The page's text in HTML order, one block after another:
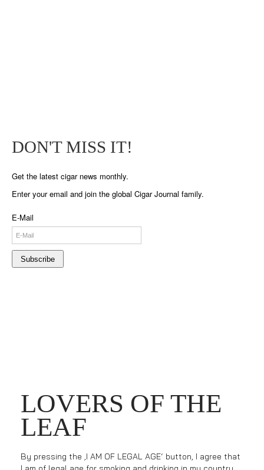
DON'T MISS IT!
Get the latest cigar news monthly.
Enter your email and join the global Cigar Journal family.
E-Mail
Subscribe
LOVERS OF THE
LEAF
By pressing the ‚I AM OF LEGAL AGE‘ button, I agree that